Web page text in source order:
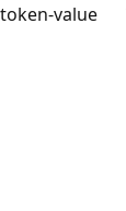
token-value